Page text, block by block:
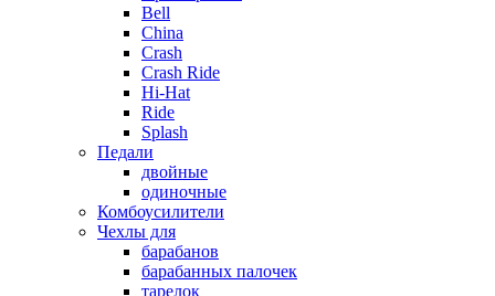
Bell
China
Crash
Crash Ride
Hi-Hat
Ride
Splash
Педали
двойные
одиночные
Комбоусилители
Чехлы для
барабанов
барабанных палочек
тарелок